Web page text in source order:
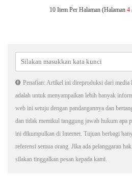
10 Item Per Halaman (Halaman 4
Penafian: Artikel ini direproduksi dari media
adalah untuk menyampaikan lebih banyak
web ini setuju dengan pandangannya dan
dan tidak memikul tanggung jawab hukum apa
ini dikumpulkan di Internet. Tujuan berbagi
referensi semua orang. Jika ada pelanggaran
silakan tinggalkan pesan kepada kami.